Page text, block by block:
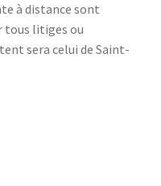
à distance sont
tous litiges ou
sera celui de Saint-